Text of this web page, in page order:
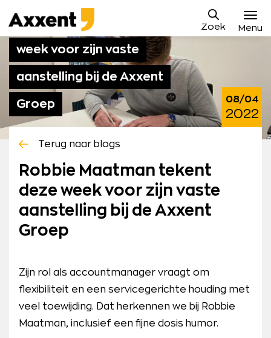
naar
content
Axxent
B.V.
Zoek Menu
Sollicitatieproces
Waarom Axxent
Blog
Contact
Mijn Axxent
Robbie Maatman tekent deze
week voor zijn vaste
aanstelling bij de Axxent
Groep 08/04
2022
Terug naar blogs
Robbie Maatman tekent
deze week voor zijn vaste
aanstelling bij de Axxent
Groep
Zijn rol als accountmanager vraagt om
flexibiliteit en een servicegerichte houding met
veel toewijding. Dat herkennen we bij Robbie
Maatman, inclusief een fijne dosis humor.